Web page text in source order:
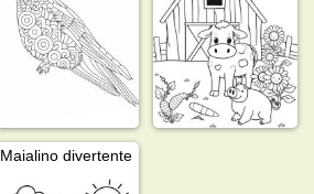
Maialino divertente